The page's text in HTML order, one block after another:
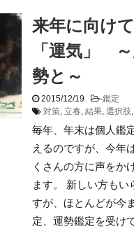
来年に向け
「運気」
勢と～
2015/12/19 -鑑定
対策, 立春, 結果, 選択肢,
毎年、年末は個人鑑
えるのですが、今年
くさんの方に声をか
ます。 新しい方もい
すが、ほとんどが今
定、運勢鑑定を受け